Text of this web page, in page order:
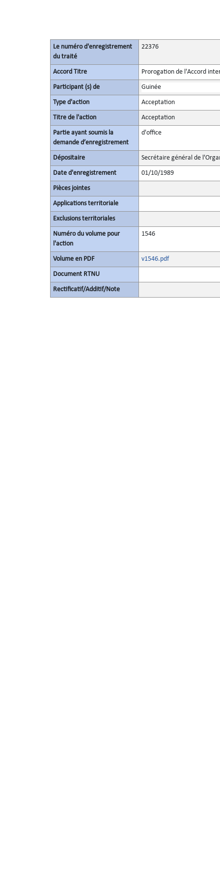
Le numéro d'enregistrement
du traité
22376
Accord Titre Prorogation de l'Accord
Participant (s) de Guinée
Type d'action Acceptation
Titre de l'action Acceptation
Partie ayant soumis la
demande d’enregistrement
d'office
Dépositaire Secrétaire général de
Date d'enregistrement 01/10/1989
Pièces jointes
Applications territoriale
Exclusions territoriales
Numéro du volume pour
l'action
1546
Volume en PDF v1546.pdf
Document RTNU
Rectificatif/Additif/Note